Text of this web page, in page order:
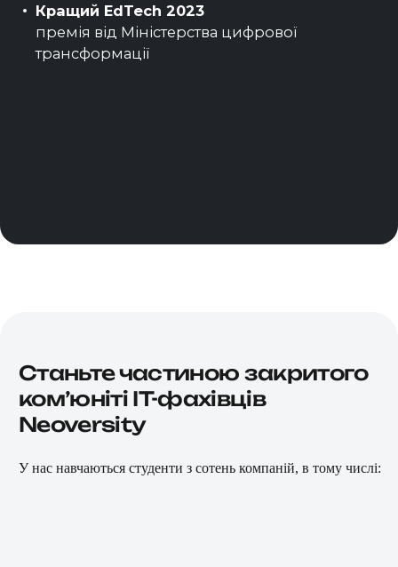
Кращий EdTech 2023
премія від Міністерства цифрової
трансформації
Станьте частиною закритого
комʼюніті IT-фахівців
Neoversity
У нас навчаються студенти з сотень компаній, в тому числі: